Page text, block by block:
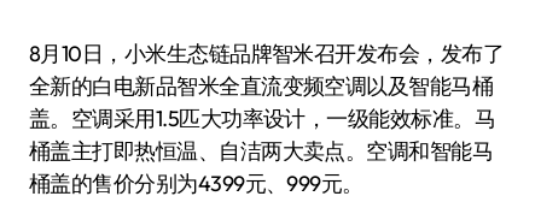
8月10日，小米生态链品牌智米召开发布会，发布了
全新的白电新品智米全直流变频空调以及智能马桶
盖。空调采用1.5匹大功率设计，一级能效标准。马
桶盖主打即热恒温、自洁两大卖点。空调和智能马
桶盖的售价分别为4399元、999元。